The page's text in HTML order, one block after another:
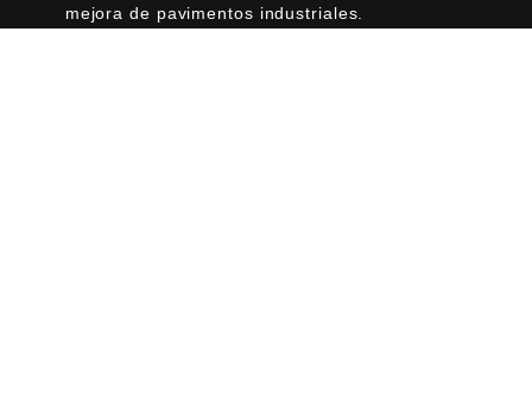
mejora de pavimentos industriales.